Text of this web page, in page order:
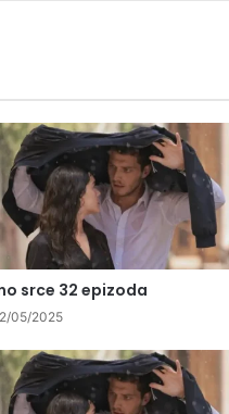
srce 32 epizoda
05/2025